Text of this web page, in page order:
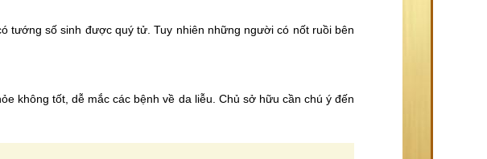
tướng số sinh được quý tử. Tuy nhiên những người có nốt ruồi bên
không tốt, dễ mắc các bệnh về da liễu. Chủ sở hữu cần chú ý đến